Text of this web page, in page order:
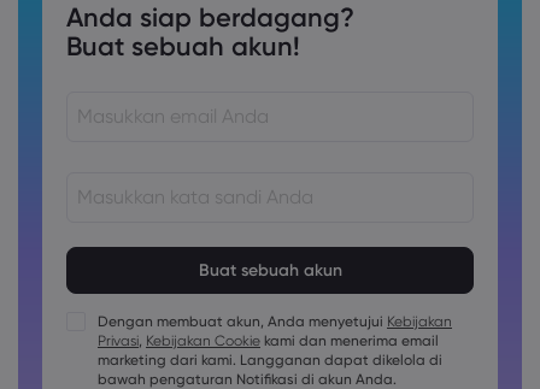
Anda siap berdagang?
Buat sebuah akun!
Kata sandi harus berisi setidaknya 1 karakter huruf besar
Kata sandi harus berisi setidaknya 1 karakter huruf kecil
Sandi harus berisi ~!@#£%^&amp;*()_-+=:;&lt;&gt;{,[]?,.
Dengan membuat akun, Anda menyetujui Kebijakan
Privasi, Kebijakan Cookie kami dan menerima email
marketing dari kami. Langganan dapat dikelola di
bawah pengaturan Notifikasi di akun Anda.